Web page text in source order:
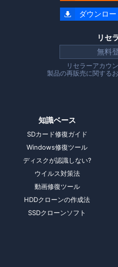
 ダウンロ
リセ
無料
リセラーアカウ
製品の再販売に関する
知識ベース
SDカード修復ガイド
Windows修復ツール
ディスクが認識しない?
ウイルス対策法
動画修復ツール
HDDクローンの作成法
SSDクローンソフト